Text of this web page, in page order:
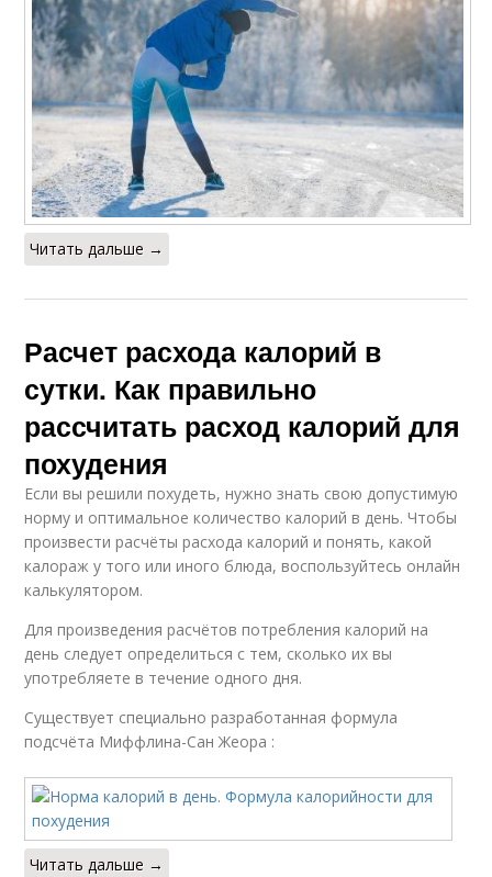
Читать дальше →
Расчет расхода калорий в
сутки. Как правильно
рассчитать расход калорий для
похудения
Если вы решили похудеть, нужно знать свою допустимую
норму и оптимальное количество калорий в день. Чтобы
произвести расчёты расхода калорий и понять, какой
калораж у того или иного блюда, воспользуйтесь онлайн
калькулятором.
Для произведения расчётов потребления калорий на
день следует определиться с тем, сколько их вы
употребляете в течение одного дня.
Существует специально разработанная формула
подсчёта Миффлина-Сан Жеора :
Читать дальше →